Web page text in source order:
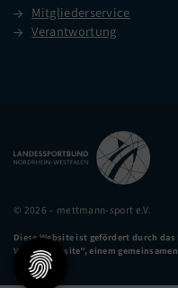
Mitgliederservice
Verantwortung
© 2026 – mettmann-sport e.V.
Diese Website ist gefördert durch
Vereinswebsite”, einem